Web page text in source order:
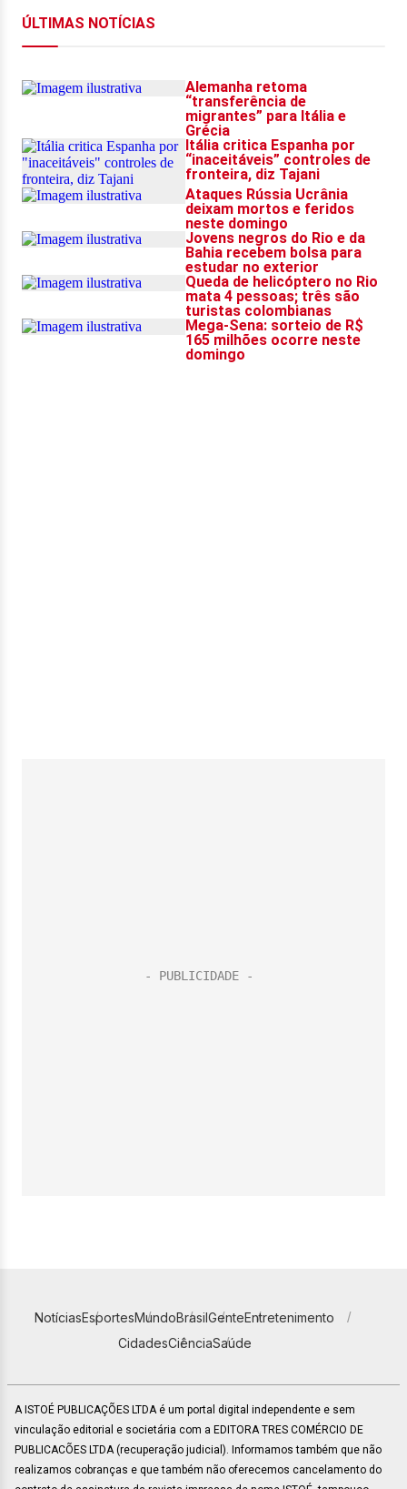
NotíciasEsportesMundoBrasilGenteEntretenimento
CidadesCiênciaSaúde
A ISTOÉ PUBLICAÇÕES LTDA é um portal digital independente e sem
vinculação editorial e societária com a EDITORA TRES COMÉRCIO DE
PUBLICACÕES LTDA (recuperação judicial). Informamos também que não
realizamos cobranças e que também não oferecemos cancelamento do